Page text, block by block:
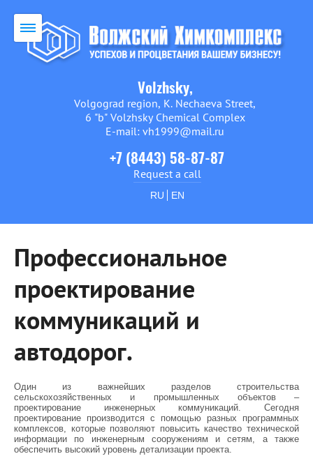
Volzhsky,
Volgograd region, K. Nechaeva Street,
6 "b" Volzhsky Chemical Complex
E-mail: vh1999@mail.ru
+7 (8443) 58-87-87
Request a call
RU EN
Профессиональное
проектирование
коммуникаций и
автодорог.
Один из важнейших разделов строительства
сельскохозяйственных и промышленных объектов –
проектирование инженерных коммуникаций. Сегодня
проектирование производится с помощью разных программных
комплексов, которые позволяют повысить качество технической
информации по инженерным сооружениям и сетям, а также
обеспечить высокий уровень детализации проекта.